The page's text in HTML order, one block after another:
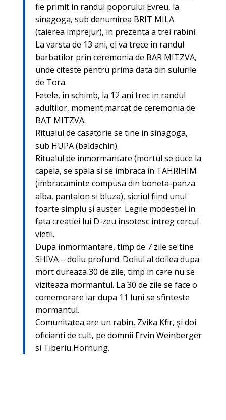
fie primit in randul poporului Evreu, la
sinagoga, sub denumirea BRIT MILA
(taierea imprejur), in prezenta a trei rabini.
La varsta de 13 ani, el va trece in randul
barbatilor prin ceremonia de BAR MITZVA,
unde citeste pentru prima data din sulurile
de Tora.
Fetele, in schimb, la 12 ani trec in randul
adultilor, moment marcat de ceremonia de
BAT MITZVA.
Ritualul de casatorie se tine in sinagoga,
sub HUPA (baldachin).
Ritualul de inmormantare (mortul se duce la
capela, se spala si se imbraca in TAHRIHIM
(imbracaminte compusa din boneta-panza
alba, pantalon si bluza), sicriul fiind unul
foarte simplu şi auster. Legile modestiei in
fata creatiei lui D-zeu insotesc intreg cercul
vietii.
Dupa inmormantare, timp de 7 zile se tine
SHIVA – doliu profund. Doliul al doilea dupa
mort dureaza 30 de zile, timp in care nu se
viziteaza mormantul. La 30 de zile se face o
comemorare iar dupa 11 luni se sfinteste
mormantul.
Comunitatea are un rabin, Zvika Kfir, şi doi
oficianţi de cult, pe domnii Ervin Weinberger
si Tiberiu Hornung.